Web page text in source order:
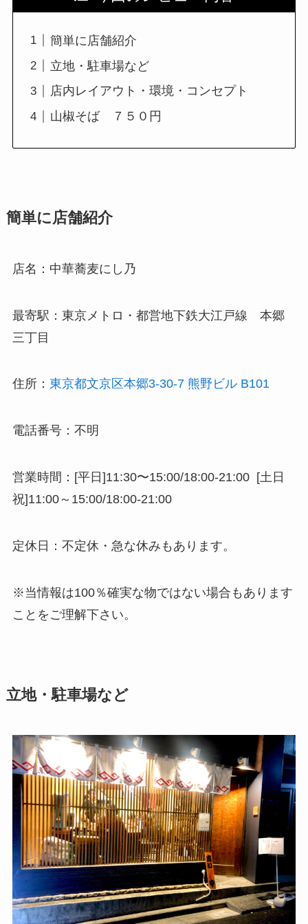
簡単に店舗紹介
立地・駐車場など
店内レイアウト・環境・コンセプト
山椒そば ７５０円
簡単に店舗紹介
店名：中華蕎麦にし乃
最寄駅：東京メトロ・都営地下鉄大江戸線 本郷
三丁目
住所： 東京都文京区本郷3-30-7 熊野ビル B101
電話番号：不明
営業時間：[平日]11:30〜15:00/18:00-21:00 [土日
祝]11:00～15:00/18:00-21:00
定休日：不定休・急な休みもあります。
※当情報は100％確実な物ではない場合もあります
ことをご理解下さい。
立地・駐車場など